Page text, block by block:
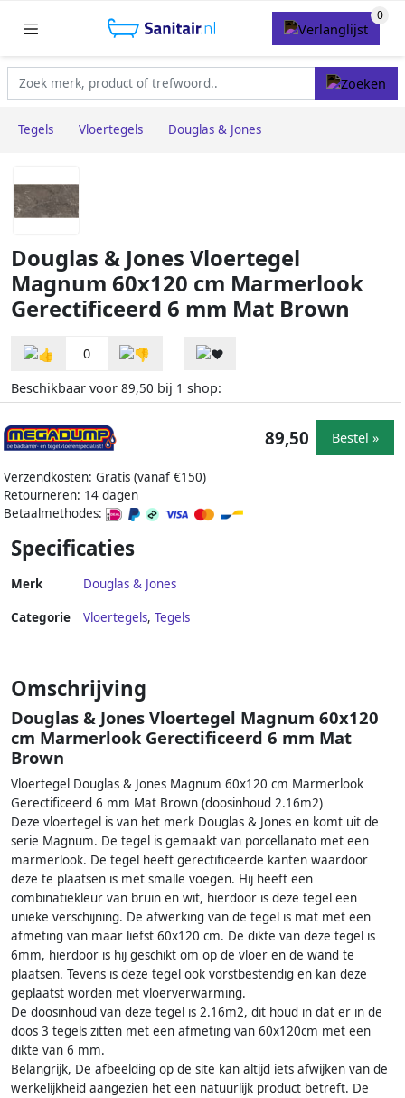
Tegels Vloertegels Douglas & Jones
Douglas & Jones Vloertegel
Magnum 60x120 cm Marmerlook
Gerectificeerd 6 mm Mat Brown
0
Beschikbaar voor 89,50 bij 1 shop:
Verzendkosten: Gratis (vanaf €150)
Retourneren: 14 dagen
Betaalmethodes:
89,50 Bestel »
Specificaties
Merk Douglas & Jones
Categorie Vloertegels, Tegels
Omschrijving
Douglas & Jones Vloertegel Magnum 60x120
cm Marmerlook Gerectificeerd 6 mm Mat
Brown
Vloertegel Douglas & Jones Magnum 60x120 cm Marmerlook
Gerectificeerd 6 mm Mat Brown (doosinhoud 2.16m2)
Deze vloertegel is van het merk Douglas & Jones en komt uit de
serie Magnum. De tegel is gemaakt van porcellanato met een
marmerlook. De tegel heeft gerectificeerde kanten waardoor
deze te plaatsen is met smalle voegen. Hij heeft een
combinatiekleur van bruin en wit, hierdoor is deze tegel een
unieke verschijning. De afwerking van de tegel is mat met een
afmeting van maar liefst 60x120 cm. De dikte van deze tegel is
6mm, hierdoor is hij geschikt om op de vloer en de wand te
plaatsen. Tevens is deze tegel ook vorstbestendig en kan deze
geplaatst worden met vloerverwarming.
De doosinhoud van deze tegel is 2.16m2, dit houd in dat er in de
doos 3 tegels zitten met een afmeting van 60x120cm met een
dikte van 6 mm.
Belangrijk, De afbeelding op de site kan altijd iets afwijken van de
werkelijkheid aangezien het een natuurlijk product betreft. De